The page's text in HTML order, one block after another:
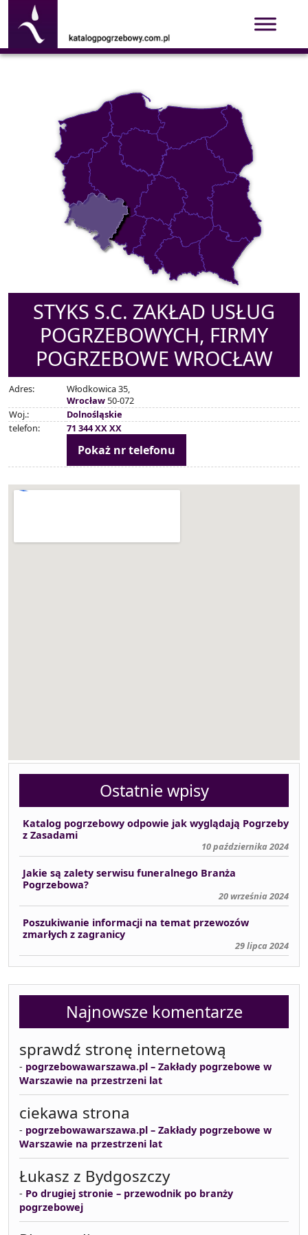
STYKS S.C. ZAKŁAD USŁUG
POGRZEBOWYCH, FIRMY
POGRZEBOWE WROCŁAW
Adres:
Włodkowica 35,
Wrocław 50-072
Woj.:
Dolnośląskie
telefon:
71 344 XX XX
Pokaż nr telefonu
Ostatnie wpisy
Katalog pogrzebowy odpowie jak wyglądają Pogrzeby
z Zasadami
10 października 2024
Jakie są zalety serwisu funeralnego Branża
Pogrzebowa?
20 września 2024
Poszukiwanie informacji na temat przewozów
zmarłych z zagranicy
29 lipca 2024
Najnowsze komentarze
sprawdź stronę internetową
- pogrzebowawarszawa.pl – Zakłady pogrzebowe w
Warszawie na przestrzeni lat
ciekawa strona
- pogrzebowawarszawa.pl – Zakłady pogrzebowe w
Warszawie na przestrzeni lat
Łukasz z Bydgoszczy
- Po drugiej stronie – przewodnik po branży
pogrzebowej